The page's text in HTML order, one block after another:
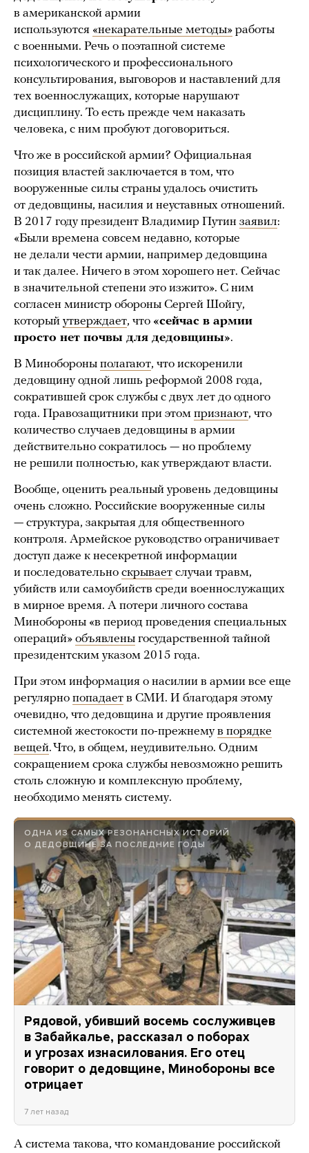
в американской армии
используются «некарательные методы» работы
с военными. Речь о поэтапной системе
психологического и профессионального
консультирования, выговоров и наставлений для
тех военнослужащих, которые нарушают
дисциплину. То есть прежде чем наказать
человека, с ним пробуют договориться.
Что же в российской армии? Официальная
позиция властей заключается в том, что
вооруженные силы страны удалось очистить
от дедовщины, насилия и неуставных отношений.
В 2017 году президент Владимир Путин заявил:
«Были времена совсем недавно, которые
не делали чести армии, например дедовщина
и так далее. Ничего в этом хорошего нет. Сейчас
в значительной степени это изжито». С ним
согласен министр обороны Сергей Шойгу,
который утверждает, что «сейчас в армии
просто нет почвы для дедовщины».
В Минобороны полагают, что искоренили
дедовщину одной лишь реформой 2008 года,
сократившей срок службы с двух лет до одного
года. Правозащитники при этом признают, что
количество случаев дедовщины в армии
действительно сократилось — но проблему
не решили полностью, как утверждают власти.
Вообще, оценить реальный уровень дедовщины
очень сложно. Российские вооруженные силы
— структура, закрытая для общественного
контроля. Армейское руководство ограничивает
доступ даже к несекретной информации
и последовательно скрывает случаи травм,
убийств или самоубийств среди военнослужащих
в мирное время. А потери личного состава
Минобороны «в период проведения специальных
операций» объявлены государственной тайной
президентским указом 2015 года.
При этом информация о насилии в армии все еще
регулярно попадает в СМИ. И благодаря этому
очевидно, что дедовщина и другие проявления
системной жестокости по-прежнемув порядке
вещей. Что, в общем, неудивительно. Одним
сокращением срока службы невозможно решить
столь сложную и комплексную проблему,
необходимо менять систему.
ОДНА ИЗ САМЫХ РЕЗОНАНСНЫХ ИСТОРИЙ
О ДЕДОВЩИНЕ ЗА ПОСЛЕДНИЕ ГОДЫ
Рядовой, убивший восемь сослуживцев
в Забайкалье, рассказал о поборах
и угрозах изнасилования. Его отец
говорит о дедовщине, Минобороны все
отрицает
7 лет назад
А система такова, что командование российской